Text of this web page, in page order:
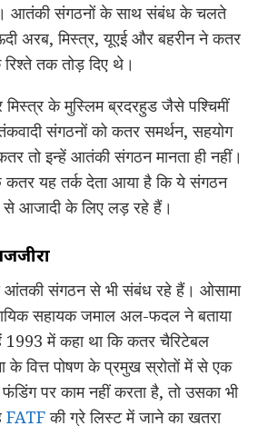
आतंकी संगठनों के साथ संबंध के चलते
अरब, मिस्त्र, यूएई और बहरीन ने कतर
तक तोड़ दिए थे।
के मुस्लिम ब्रदरहुड जैसे पश्चिमीं
संगठनों को कतर समर्थन, सहयोग
तो इन्हें आतंकी संगठन मानता ही नहीं।
यह तर्क देता आया है कि ये संगठन
से आजादी के लिए लड़ रहे हैं।
संगठन से भी संबंध रहे हैं। ओसामा
सहायक जमाल अल-फदल ने बताया
1993 में कहा था कि कतर चैरिटेबल
के वित्त पोषण के प्रमुख स्रोतों में से एक
पर काम नहीं करता है, तो उसका भी
FATFकी ग्रे लिस्ट में जाने का खतरा